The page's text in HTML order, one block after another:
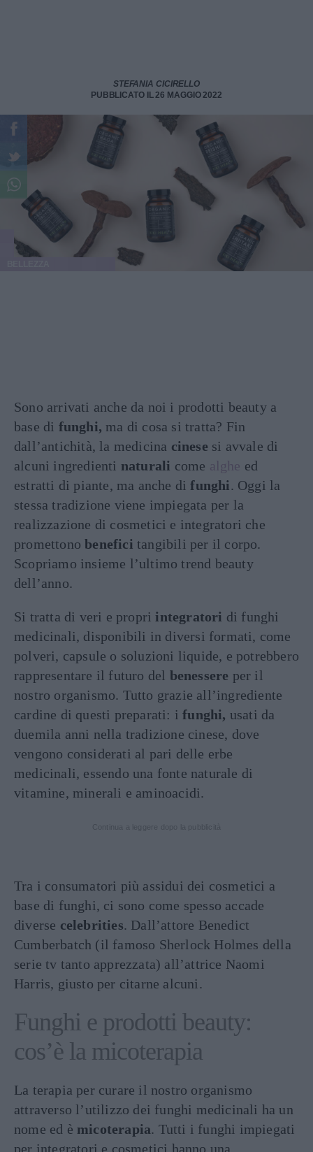
STEFANIA CICIRELLO
PUBBLICATO IL 26 MAGGIO 2022
Sono arrivati anche da noi i prodotti beauty a
base di funghi, ma di cosa si tratta? Fin
dall’antichità, la medicina cinese si avvale di
alcuni ingredienti naturali come alghe ed
estratti di piante, ma anche difunghi. Oggi la
stessa tradizione viene impiegata per la
realizzazione di cosmetici e integratori che
promettonobenefici tangibili per il corpo.
Scopriamo insieme l’ultimo trend beauty
dell’anno.
Si tratta di veri e propri integratori di funghi
medicinali, disponibili in diversi formati, come
polveri, capsule o soluzioni liquide, e potrebbero
rappresentare il futuro del benessere per il
nostro organismo. Tutto grazie all’ingrediente
cardine di questi preparati: ifunghi, usati da
duemila anni nella tradizione cinese, dove
vengono considerati al pari delle erbe
medicinali, essendo una fonte naturale di
vitamine, minerali e aminoacidi.
Tra i consumatori più assidui dei cosmetici a
base di funghi, ci sono come spesso accade
diverse celebrities. Dall’attore Benedict
Cumberbatch (il famoso Sherlock Holmes della
serie tv tanto apprezzata) all’attrice Naomi
Harris, giusto per citarne alcuni.
Funghi e prodotti beauty:
cos’è la micoterapia
La terapia per curare il nostro organismo
attraverso l’utilizzo dei funghi medicinali ha un
nome ed è micoterapia. Tutti i funghi impiegati
per integratori e cosmetici hanno una